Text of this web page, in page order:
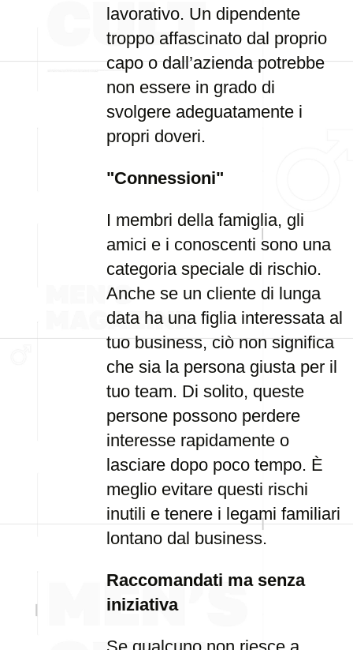
lavorativo. Un dipendente
troppo affascinato dal proprio
capo o dall’azienda potrebbe
non essere in grado di
svolgere adeguatamente i
propri doveri.
"Connessioni"
I membri della famiglia, gli
amici e i conoscenti sono una
categoria speciale di rischio.
Anche se un cliente di lunga
data ha una figlia interessata al
tuo business, ciò non significa
che sia la persona giusta per il
tuo team. Di solito, queste
persone possono perdere
interesse rapidamente o
lasciare dopo poco tempo. È
meglio evitare questi rischi
inutili e tenere i legami familiari
lontano dal business.
Raccomandati ma senza
iniziativa